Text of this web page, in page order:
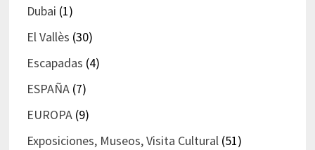
Dubai (1)
El Vallès (30)
Escapadas (4)
ESPAÑA(7)
EUROPA(9)
Exposiciones, Museos, Visita Cultural(51)